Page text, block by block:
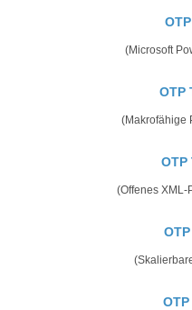
(Microsoft
OTP
(Makrofähige
OTP
(Offenes XML-
OTP